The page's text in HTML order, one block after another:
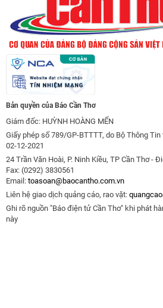
Bản quyền của Báo Cần Thơ
Giám đốc: HUỲNH HOÀNG MẾN
Giấy phép số 789/GP-BTTTT, do Bộ Thông
02-12-2021
24 Trần Văn Hoài, P. Ninh Kiều, TP Cần Thơ -
Fax: (0292) 3830561
Email: toasoan@baocantho.com.vn
Liên hệ giao dịch quảng cáo, rao vặt:
Ghi rõ nguồn "Báo điện tử Cần Thơ" khi phát
này